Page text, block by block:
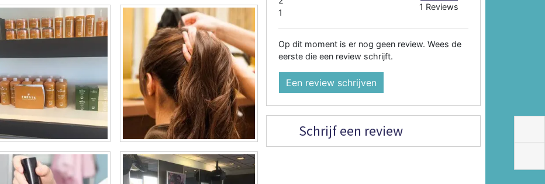
1
1 Reviews
Op dit moment is er nog geen review. Wees de
eerste die een review schrijft.
Een review schrijven
Schrijf een review